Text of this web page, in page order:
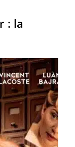
: la